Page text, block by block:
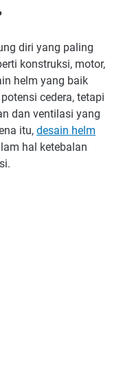
diri yang paling
konstruksi, motor,
helm yang baik
cedera, tetapi
dan ventilasi yang
itu, desain helm
hal ketebalan